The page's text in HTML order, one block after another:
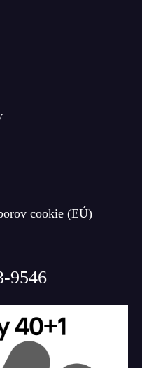
cookie (EÚ)
9546